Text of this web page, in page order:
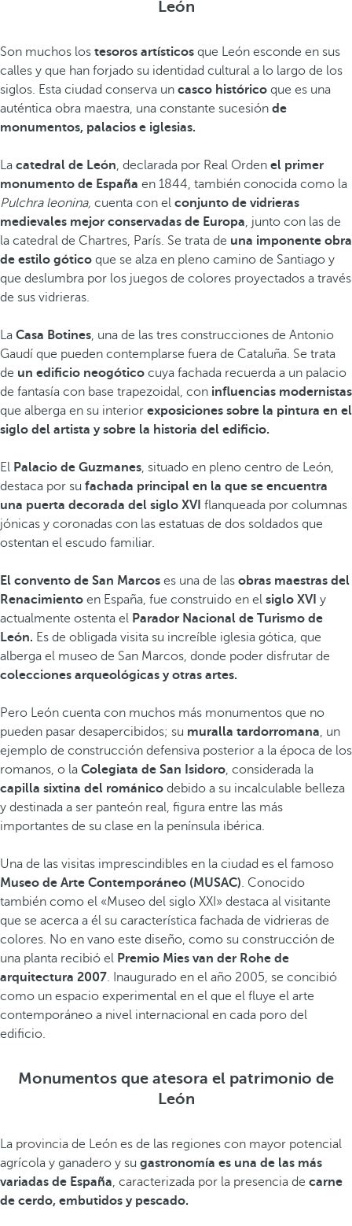
León
Son muchos los tesoros artísticos que León esconde en sus
calles y que han forjado su identidad cultural a lo largo de los
siglos. Esta ciudad conserva un casco histórico que es una
auténtica obra maestra, una constante sucesión de
monumentos, palacios e iglesias.
La catedral de León, declarada por Real Orden el primer
monumento de España en 1844, también conocida como la
Pulchra leonina, cuenta con el conjunto de vidrieras
medievales mejor conservadas de Europa, junto con las de
la catedral de Chartres, París. Se trata de una imponente obra
de estilo gótico que se alza en pleno camino de Santiago y
que deslumbra por los juegos de colores proyectados a través
de sus vidrieras.
La Casa Botines, una de las tres construcciones de Antonio
Gaudí que pueden contemplarse fuera de Cataluña. Se trata
de un edificio neogótico cuya fachada recuerda a un palacio
de fantasía con base trapezoidal, con influencias modernistas
que alberga en su interior exposiciones sobre la pintura en el
siglo del artista y sobre la historia del edificio.
El Palacio de Guzmanes, situado en pleno centro de León,
destaca por su fachada principal en la que se encuentra
una puerta decorada del siglo XVI flanqueada por columnas
jónicas y coronadas con las estatuas de dos soldados que
ostentan el escudo familiar.
El convento de San Marcos es una de las obras maestras del
Renacimiento en España, fue construido en el siglo XVI y
actualmente ostenta el Parador Nacional de Turismo de
León. Es de obligada visita su increíble iglesia gótica, que
alberga el museo de San Marcos, donde poder disfrutar de
colecciones arqueológicas y otras artes.
Pero León cuenta con muchos más monumentos que no
pueden pasar desapercibidos; su muralla tardorromana, un
ejemplo de construcción defensiva posterior a la época de los
romanos, o la Colegiata de San Isidoro, considerada la
capilla sixtina del románico debido a su incalculable belleza
y destinada a ser panteón real, figura entre las más
importantes de su clase en la península ibérica.
Una de las visitas imprescindibles en la ciudad es el famoso
Museo de Arte Contemporáneo (MUSAC). Conocido
también como el «Museo del siglo XXI» destaca al visitante
que se acerca a él su característica fachada de vidrieras de
colores. No en vano este diseño, como su construcción de
una planta recibió el Premio Mies van der Rohe de
arquitectura 2007. Inaugurado en el año 2005, se concibió
como un espacio experimental en el que el fluye el arte
contemporáneo a nivel internacional en cada poro del
edificio.
Monumentos que atesora el patrimonio de
León
La provincia de León es de las regiones con mayor potencial
agrícola y ganadero y su gastronomía es una de las más
variadas de España, caracterizada por la presencia de carne
de cerdo, embutidos y pescado.